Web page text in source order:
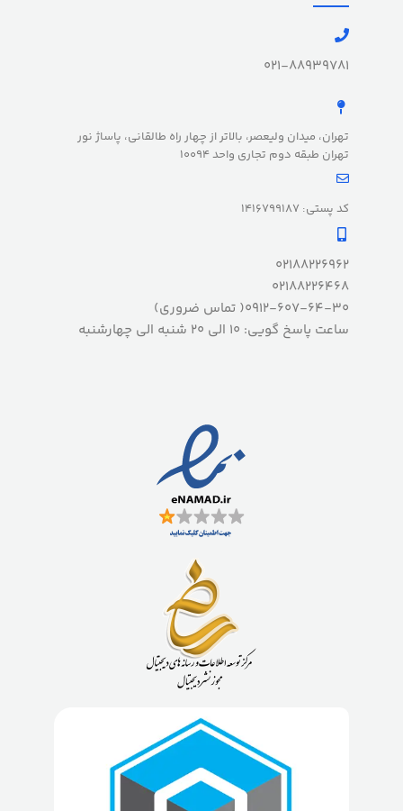
021-88939781
تهران، میدان ولیعصر، بالاتر از چهار راه طالقانی، پاساژ نور
تهران طبقه دوم تجاری واحد 10094
کد پستی: 1416799187
02188226962
02188226468
0912-607-64-30( تماس ضروری)
ساعت پاسخ گویی: 10 الی 20 شنبه الی چهارشنبه